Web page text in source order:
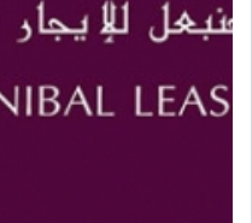
NOMMÉ
DU...